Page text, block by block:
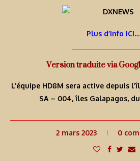
Plus d’info
Version traduite via
L’équipe HD8M sera active depuis
SA – 004, îles Galapagos, du
2 mars 2023 0